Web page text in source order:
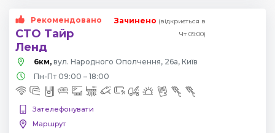
Рекомендовано
СТО Тайр
Ленд
Зачинено (відкриється в
Чт 09:00)
6км, вул. Народного Ополчення, 26а, Київ
Пн-Пт 09:00 – 18:00
Зателефонувати
Маршрут